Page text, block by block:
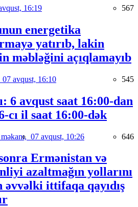
16:19 567
energetika
yatırıb, lakin
məbləğini açıqlamayıb
07 avqust, 16:10 545
6 avqust saat 16:00-dan
cı il saat 16:00-dək
07 avqust, 10:26 646
Ermənistan və
azaltmağın yollarını
ittifaqa qayıdış